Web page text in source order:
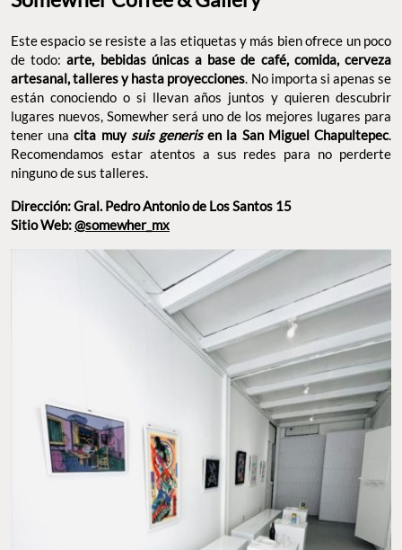
Este espacio se resiste a las etiquetas y más bien ofrece un
poco de todo:
arte, bebidas únicas a base de café, comida,
cerveza artesanal, talleres y hasta proyecciones . No importa
si apenas se están conociendo o si llevan años juntos y quieren
descubrir lugares nuevos, Somewher será uno de los mejores
lugares para tener una cita muy suis generis en la San Miguel
Chapultepec. Recomendamos estar atentos a sus redes para
no perderte ninguno de sus talleres.
Dirección: Gral. Pedro Antonio de Los Santos 15
Sitio Web:@somewher_mx